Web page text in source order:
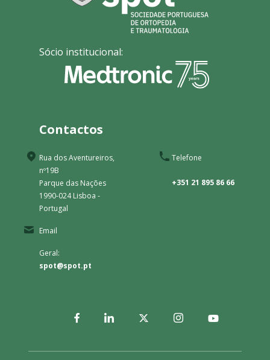
Sócio institucional:
Contactos
Rua dos Aventureiros,
nº19B
Parque das Nações
1990-024 Lisboa -
Portugal
Telefone
+351 21 895 86 66
Email
Geral:
spot@spot.pt